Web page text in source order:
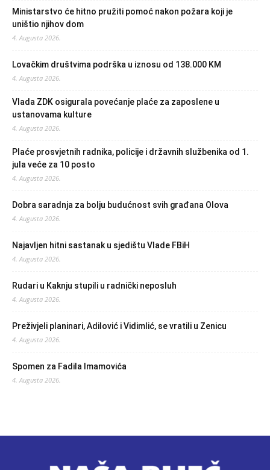
Ministarstvo će hitno pružiti pomoć nakon požara koji je
uništio njihov dom
4. Augusta 2026.
Lovačkim društvima podrška u iznosu od 138.000 KM
4. Augusta 2026.
Vlada ZDK osigurala povećanje plaće za zaposlene u
ustanovama kulture
4. Augusta 2026.
Plaće prosvjetnih radnika, policije i državnih službenika od 1.
jula veće za 10 posto
4. Augusta 2026.
Dobra saradnja za bolju budućnost svih građana Olova
4. Augusta 2026.
Najavljen hitni sastanak u sjedištu Vlade FBiH
4. Augusta 2026.
Rudari u Kaknju stupili u radnički neposluh
4. Augusta 2026.
Preživjeli planinari, Adilović i Vidimlić, se vratili u Zenicu
4. Augusta 2026.
Spomen za Fadila Imamovića
4. Augusta 2026.